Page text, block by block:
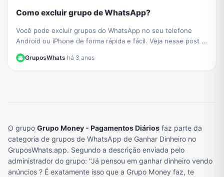
Como excluir grupo de WhatsApp?
Você pode excluir grupos do WhatsApp no ​​seu telefone
Android ou iPhone de forma rápida e fácil. Veja nesse post o
GruposWhats·há 3 anos
O grupo Grupo Money - Pagamentos Diários faz parte da
categoria de grupos de WhatsApp de Ganhar Dinheiro no
GruposWhats.app. Segundo a descrição enviada pelo
administrador do grupo: "Já pensou em ganhar dinheiro vendo
anúncios ? É exatamente isso que a Grupo Money faz, te